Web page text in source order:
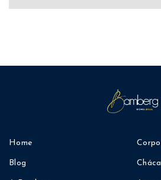
Home
Blog